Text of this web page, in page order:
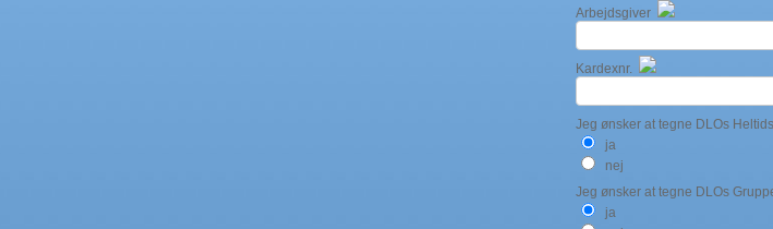
Arbejdsgiver
Kardexnr.
Jeg ønsker at tegne DLOs
ja
nej
Jeg ønsker at tegne DLOs
ja